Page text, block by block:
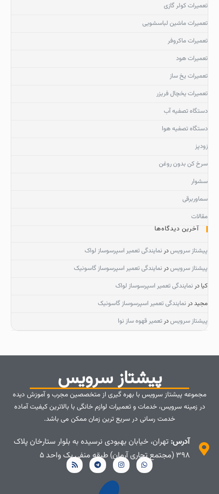
تعمیرات کولر گازی
تعمیرات ماشین لباسشویی
تعمیرات ماکروفر
تعمیرات هود
تعمیرات یخ ساز
تعمیرات یخچال فریزر
دستگاه تصفیه آب
دستگاه تصفیه هوا
زودپز
سرخ کن بدون روغن
سشوار
سماوربرقی
مقالات
آخرین دیدگاه‌ها
پیشتاز سرویسدر نمایندگی تعمیر اسپرسوساز لواک
پیشتاز سرویسدر نمایندگی تعمیر اسپرسوساز گاسونیک
کیا در نمایندگی تعمیر اسپرسوساز لواک
مجیددر نمایندگی تعمیر اسپرسوساز گاسونیک
پیشتاز سرویسدرتعمیر قهوه ساز نوا
پیشتاز سرویس
مجموعه پیشتاز سرویس با بهره گیری از متخصصین مجرب و آموزش دیده
در زمینه سرویس، خدمات و تعمیرات لوازم خانگی با بالاترین کیفیت آماده
خدمت رسانی در سریع ترین زمان ممکن می باشد.
آدرس: تهران، خیابان بهبودی نرسیده به بلوار ستارخان پلاک
۳۹۸ (مجتمع تجاری آرمان) طبقه منفی یک واحد ۵